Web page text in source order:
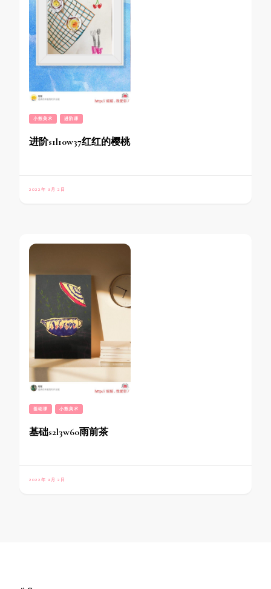
小熊美术 进阶课
进阶s1l10w37红红的樱桃
2022年 9月 2日
基础课 小熊美术
基础s2l3w60雨前茶
2022年 9月 2日